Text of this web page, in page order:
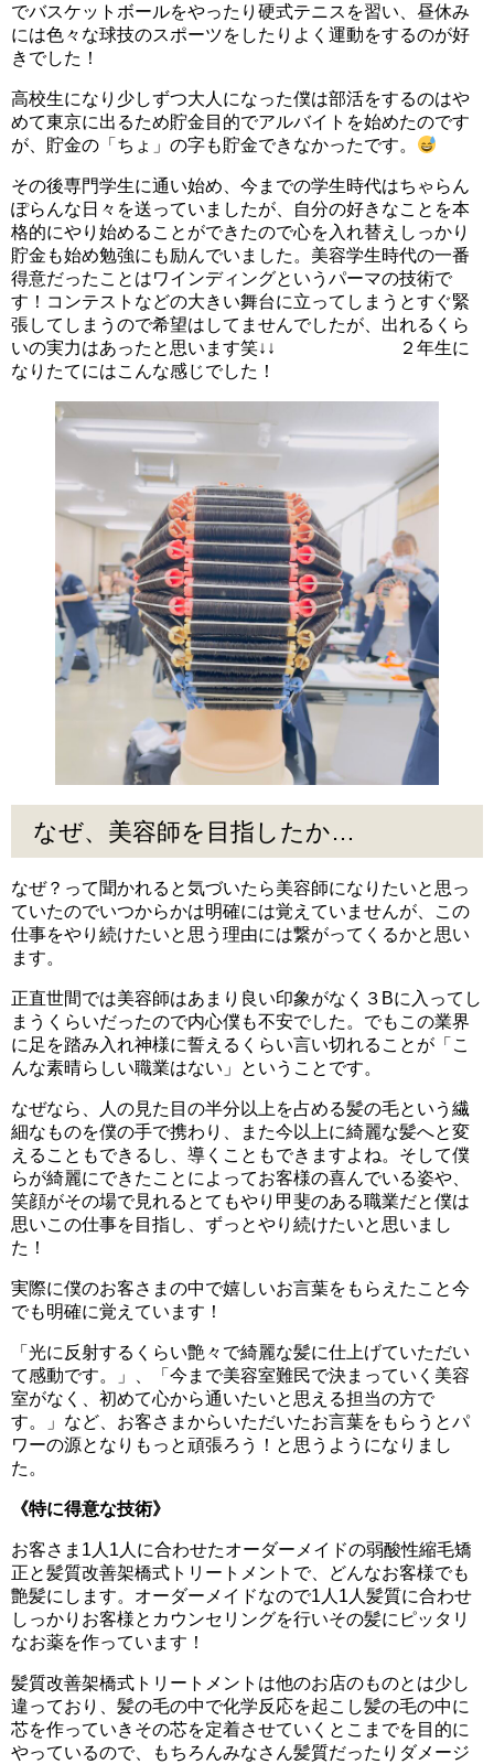
でバスケットボールをやったり硬式テニスを習い、昼休み
には色々な球技のスポーツをしたりよく運動をするのが好
きでした！
高校生になり少しずつ大人になった僕は部活をするのはや
めて東京に出るため貯金目的でアルバイトを始めたのです
が、貯金の「ちょ」の字も貯金できなかったです。
その後専門学生に通い始め、今までの学生時代はちゃらん
ぽらんな日々を送っていましたが、自分の好きなことを本
格的にやり始めることができたので心を入れ替えしっかり
貯金も始め勉強にも励んでいました。美容学生時代の一番
得意だったことはワインディングというパーマの技術で
す！コンテストなどの大きい舞台に立ってしまうとすぐ緊
張してしまうので希望はしてませんでしたが、出れるくら
いの実力はあったと思います笑↓↓ ２年生に
なりたてにはこんな感じでした！
なぜ、美容師を目指したか…
なぜ？って聞かれると気づいたら美容師になりたいと思っ
ていたのでいつからかは明確には覚えていませんが、この
仕事をやり続けたいと思う理由には繋がってくるかと思い
ます。
正直世間では美容師はあまり良い印象がなく３Bに入ってし
まうくらいだったので内心僕も不安でした。でもこの業界
に足を踏み入れ神様に誓えるくらい言い切れることが「こ
んな素晴らしい職業はない」ということです。
なぜなら、人の見た目の半分以上を占める髪の毛という繊
細なものを僕の手で携わり、また今以上に綺麗な髪へと変
えることもできるし、導くこともできますよね。そして僕
らが綺麗にできたことによってお客様の喜んでいる姿や、
笑顔がその場で見れるとてもやり甲斐のある職業だと僕は
思いこの仕事を目指し、ずっとやり続けたいと思いまし
た！
実際に僕のお客さまの中で嬉しいお言葉をもらえたこと今
でも明確に覚えています！
「光に反射するくらい艶々で綺麗な髪に仕上げていただい
て感動です。」、「今まで美容室難民で決まっていく美容
室がなく、初めて心から通いたいと思える担当の方で
す。」など、お客さまからいただいたお言葉をもらうとパ
ワーの源となりもっと頑張ろう！と思うようになりまし
た。
《特に得意な技術》
お客さま1人1人に合わせたオーダーメイドの弱酸性縮毛矯
正と髪質改善架橋式トリートメントで、どんなお客様でも
艶髪にします。オーダーメイドなので1人1人髪質に合わせ
しっかりお客様とカウンセリングを行いその髪にピッタリ
なお薬を作っています！
髪質改善架橋式トリートメントは他のお店のものとは少し
違っており、髪の毛の中で化学反応を起こし髪の毛の中に
芯を作っていきその芯を定着させていくとこまでを目的に
やっているので、もちろんみなさん髪質だったりダメージ